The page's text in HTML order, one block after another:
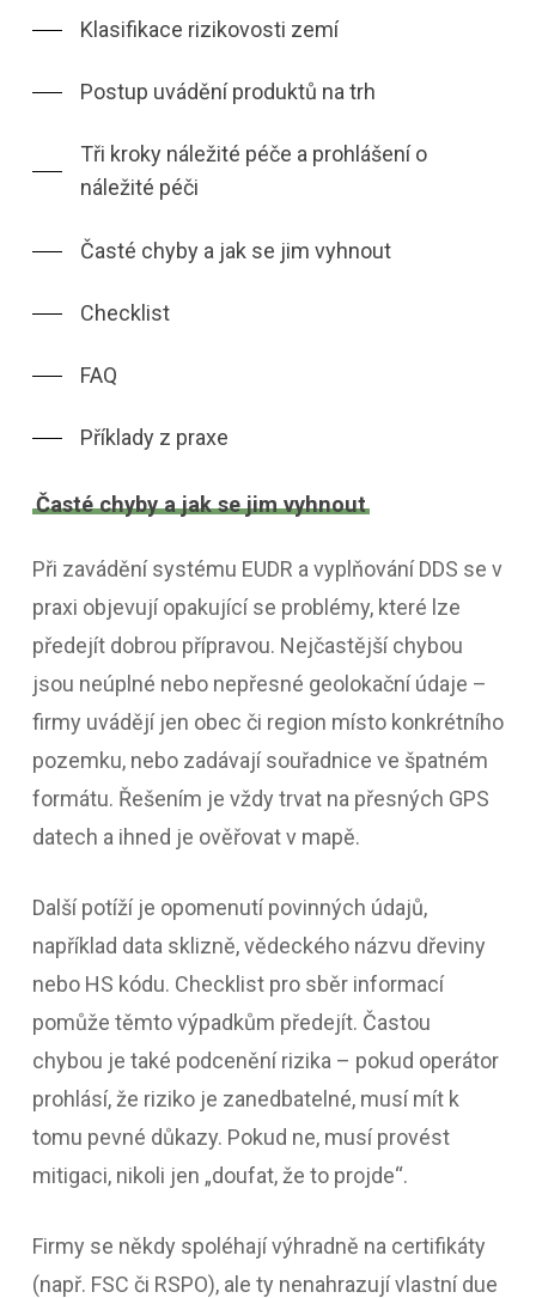
Klasifikace rizikovosti zemí
Postup uvádění produktů na trh
Tři kroky náležité péče a prohlášení o
náležité péči
Časté chyby a jak se jim vyhnout
Checklist
FAQ
Příklady z praxe
Časté chyby a jak se jim vyhnout
Při zavádění systému EUDR a vyplňování DDS se v
praxi objevují opakující se problémy, které lze
předejít dobrou přípravou. Nejčastější chybou
jsou neúplné nebo nepřesné geolokační údaje –
firmy uvádějí jen obec či region místo konkrétního
pozemku, nebo zadávají souřadnice ve špatném
formátu. Řešením je vždy trvat na přesných GPS
datech a ihned je ověřovat v mapě.
Další potíží je opomenutí povinných údajů,
například data sklizně, vědeckého názvu dřeviny
nebo HS kódu. Checklist pro sběr informací
pomůže těmto výpadkům předejít. Častou
chybou je také podcenění rizika – pokud operátor
prohlásí, že riziko je zanedbatelné, musí mít k
tomu pevné důkazy. Pokud ne, musí provést
mitigaci, nikoli jen „doufat, že to projde“.
Firmy se někdy spoléhají výhradně na certifikáty
(např. FSC či RSPO), ale ty nenahrazují vlastní due